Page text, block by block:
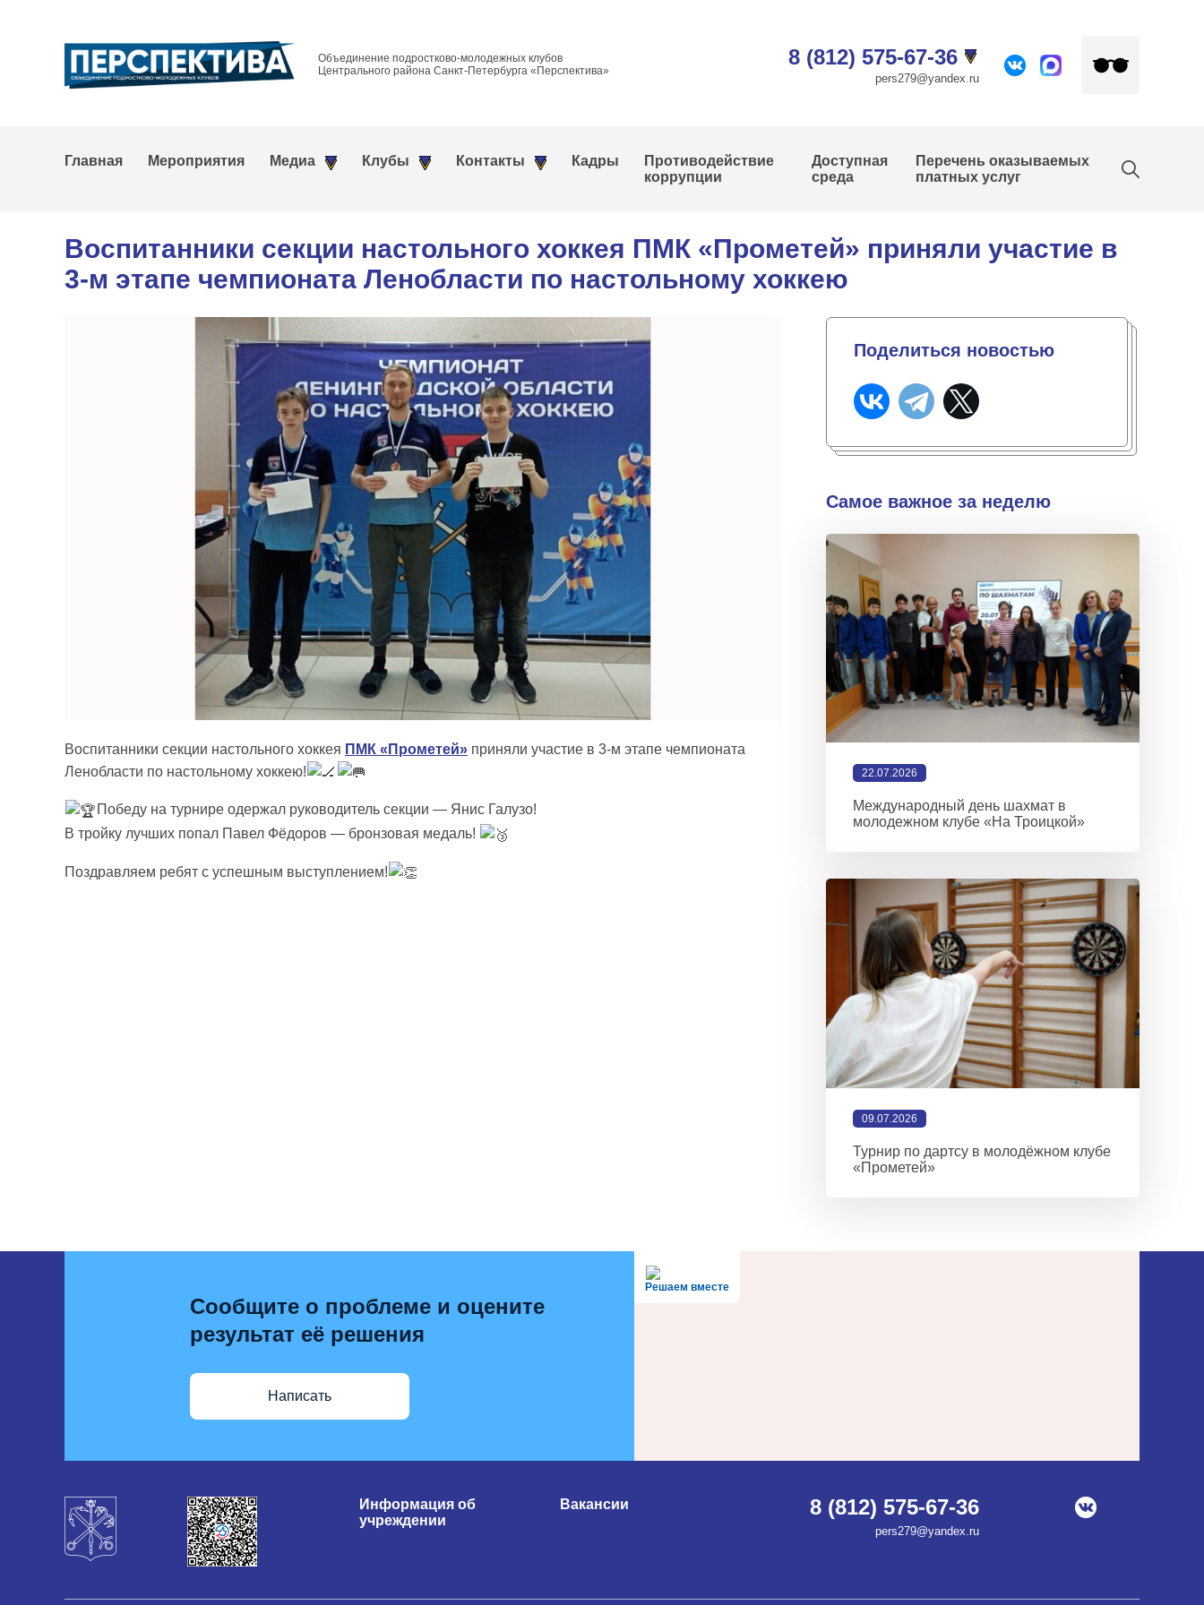
Объединение подростково-молодежных клубов
Центрального района Санкт-Петербурга «Перспектива»
8 (812) 575-67-36
pers279@yandex.ru
Главная Мероприятия Медиа Клубы Контакты Кадры
Противодействие
коррупции
Доступная
среда
Перечень оказываемых
платных услуг
Воспитанники секции настольного хоккея ПМК «Прометей» приняли участие в
3-м этапе чемпионата Ленобласти по настольному хоккею
Воспитанники секции настольного хоккея ПМК «Прометей» приняли участие в 3-м этапе чемпионата
Ленобласти по настольному хоккею!
Победу на турнире одержал руководитель секции — Янис Галузо!
В тройку лучших попал Павел Фёдоров — бронзовая медаль!
Поздравляем ребят с успешным выступлением!
Поделиться новостью
Самое важное за неделю
22.07.2026
Международный день шахмат в
молодежном клубе «На Троицкой»
09.07.2026
Турнир по дартсу в молодёжном клубе
«Прометей»
Решаем вместе
Сообщите о проблеме и оцените
результат её решения
Написать
Информация об
учреждении
Вакансии 8 (812) 575-67-36
pers279@yandex.ru